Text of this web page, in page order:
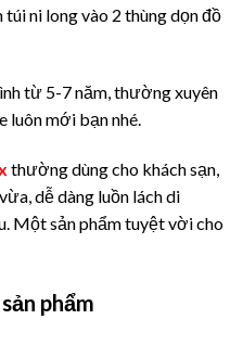
ni long vào 2 thùng dọn đồ
từ 5-7 năm, thường xuyên
luôn mới bạn nhé.
thường dùng cho khách sạn,
dễ dàng luồn lách di
Một sản phẩm tuyệt vời cho
phẩm